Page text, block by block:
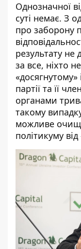
Однозначної
суті немає. З
про заборону
результату не
за все, ніхто
«досягнутому»
партії та її
органами
такому
можливе
політикуму